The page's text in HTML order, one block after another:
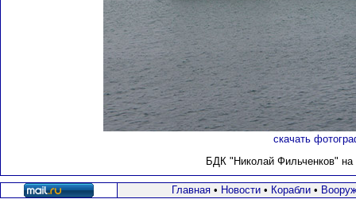
скачать
БДК "Николай Фильченков"
Главная• Новости• Корабли•